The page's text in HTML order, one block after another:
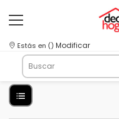
Estás en () Modificar